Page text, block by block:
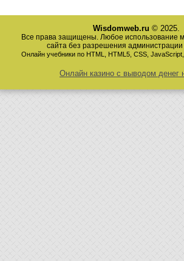
Wisdomweb.ru © 2025.
Все права защищены. Любое использование
сайта без разрешения
Онлайн учебники по HTML, HTML5, CSS,
Онлайн казино с выводом денег